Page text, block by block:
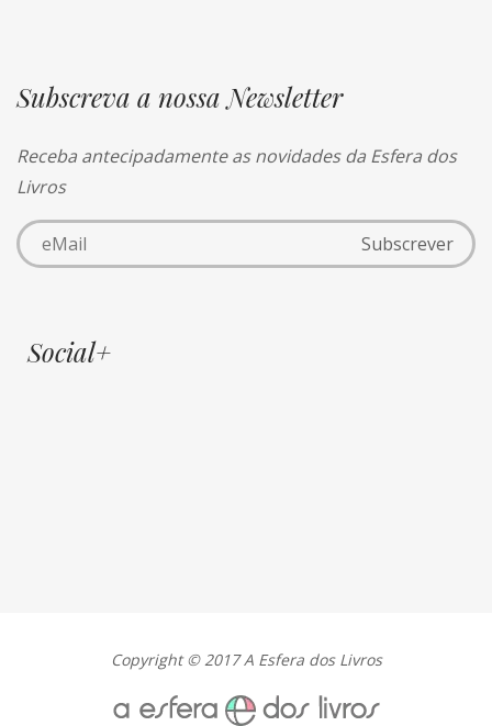
Subscreva a nossa Newsletter
Receba antecipadamente as novidades da Esfera dos
Livros
Social+
Copyright © 2017 A Esfera dos Livros